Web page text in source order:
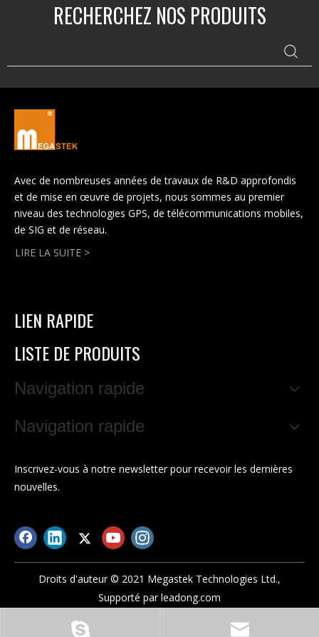
RECHERCHEZ NOS PRODUITS
Avec de nombreuses années de travaux de R&D approfondis
et de mise en œuvre de projets, nous sommes au premier
niveau des technologies GPS, de télécommunications mobiles,
de SIG et de réseau.
LIRE LA SUITE >
LIEN RAPIDE
LISTE DE PRODUITS
Navigation rapide
Navigation rapide
Inscrivez-vous à notre newsletter pour recevoir les dernières
nouvelles.
Droits d'auteur © 2021 Megastek Technologies Ltd.,
Supporté parleadong.com